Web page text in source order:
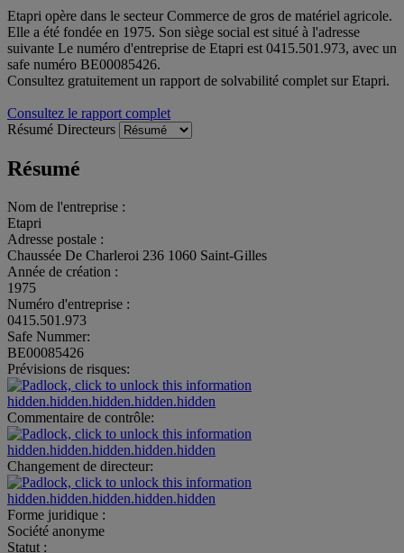
Etapri opère dans le secteur Commerce de gros de matériel agricole.
Elle a été fondée en 1975. Son siège social est situé à l'adresse
suivante Le numéro d'entreprise de Etapri est 0415.501.973, avec un
safe numéro BE00085426.
Consultez gratuitement un rapport de solvabilité complet sur Etapri.
Consultez le rapport complet
Résumé Directeurs
Résumé
Nom de l'entreprise :
Etapri
Adresse postale :
Chaussée De Charleroi 236 1060 Saint-Gilles
Année de création :
1975
Numéro d'entreprise :
0415.501.973
Safe Nummer:
BE00085426
Prévisions de risques:
hidden.hidden.hidden.hidden.hidden
Commentaire de contrôle:
hidden.hidden.hidden.hidden.hidden
Changement de directeur:
hidden.hidden.hidden.hidden.hidden
Forme juridique :
Société anonyme
Statut :